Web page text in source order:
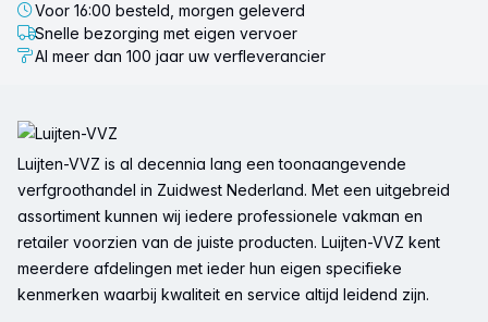
Voor 16:00 besteld, morgen geleverd
Snelle bezorging met eigen vervoer
Al meer dan 100 jaar uw verfleverancier
Luijten-VVZ is al decennia lang een toonaangevende
verfgroothandel in Zuidwest Nederland. Met een uitgebreid
assortiment kunnen wij iedere professionele vakman en
retailer voorzien van de juiste producten. Luijten-VVZ kent
meerdere afdelingen met ieder hun eigen specifieke
kenmerken waarbij kwaliteit en service altijd leidend zijn.